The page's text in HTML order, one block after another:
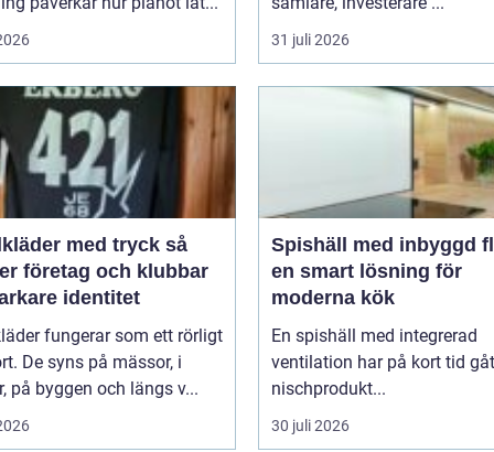
31 juli 2026
med tryck så
företag och klubbar
identitet
fungerar som ett rörligt
De syns på mässor, i
på byggen och längs v...
Spishäll med inbyggd
en smart lösning för
moderna kök
En spishäll med integrerad
ventilation har på kort tid
nischprodukt...
30 juli 2026